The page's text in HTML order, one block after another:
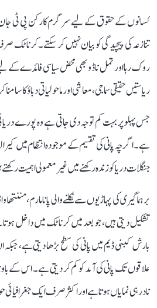
کسانوں کے حقوق کے لیے سرگرم کارکن پی ٹی جان
تنازعہ کی پیچیدگی کو بیان نہیں کر سکتے۔ کرناٹک
روک رہا اور تمل ناڈو بھی محض سیاسی فائدے کے لیے
ریاستیں حقیقی سماجی، معاشی اور ماحولیاتی دباؤ کا
جس پہلو پر بہت کم توجہ دی جاتی ہے وہ پورے
ہے۔ اگرچہ پانی کی تقسیم کے موجودہ انتظام میں
جنگلات دریا کو زندہ رکھنے میں غیر معمولی اہمیت
برہماگیری کی پہاڑیوں سے نکلنے والی پانامارم،
تشکیل دیتی ہیں، جو بعد میں کرناٹک میں داخل
بارش کبنی ڈیم میں پانی کی سطح بڑھا دیتی ہے،
علاقوں تک پانی کی آمد کو کم کر دیتی ہے۔ اس کے
نادر ہی نمایاں ہوتا ہے اور اکثر صرف ایک جغرافیائی